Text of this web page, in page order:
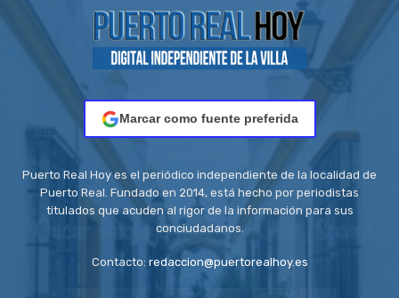
Marcar como fuente preferida
Puerto Real Hoy es el periódico independiente de la localidad de
Puerto Real. Fundado en 2014, está hecho por periodistas
titulados que acuden al rigor de la información para sus
conciudadanos.
Contacto: redaccion@puertorealhoy.es